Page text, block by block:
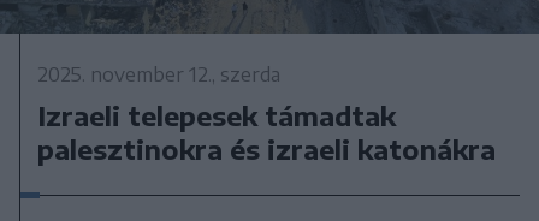
2025. november 12., szerda
Izraeli telepesek támadtak
palesztinokra és izraeli katonákra